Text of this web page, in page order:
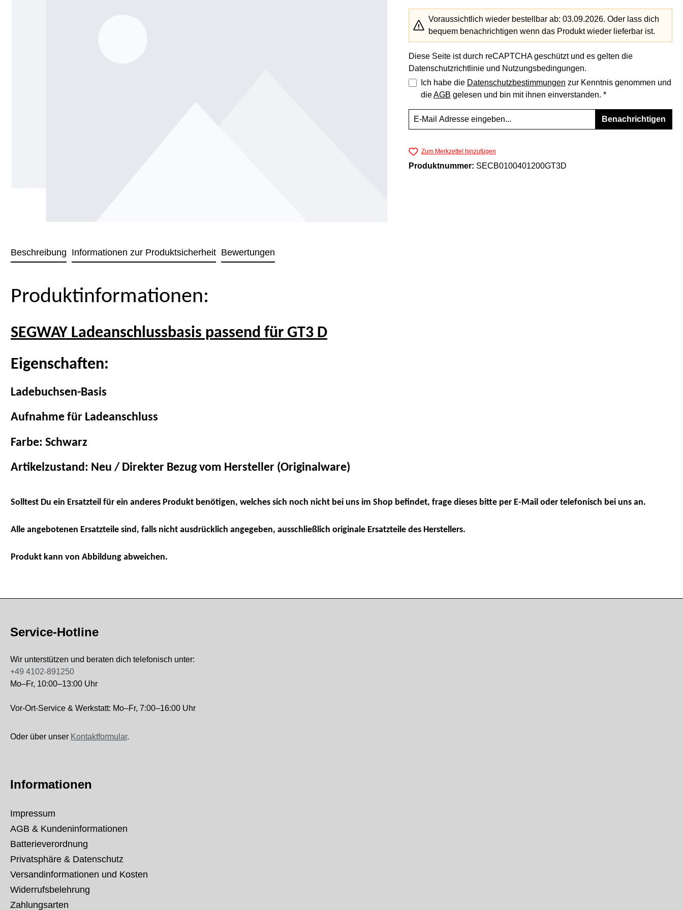
Voraussichtlich wieder bestellbar ab: 03.09.2026. Oder lass dich
bequem benachrichtigen wenn das Produkt wieder lieferbar ist.
Diese Seite ist durch reCAPTCHA geschützt und es gelten die
Datenschutzrichtlinieund Nutzungsbedingungen.
Ich habe die Datenschutzbestimmungen zur Kenntnis genommen und
dieAGB gelesen und bin mit ihnen einverstanden. *
Benachrichtigen
Zum Merkzettel hinzufügen
Produktnummer: SECB0100401200GT3D
Beschreibung Informationen zur Produktsicherheit Bewertungen
Produktinformationen:
SEGWAY Ladeanschlussbasis passend für GT3 D
Eigenschaften:
Ladebuchsen-Basis
Aufnahme für Ladeanschluss
Farbe: Schwarz
Artikelzustand: Neu / Direkter Bezug vom Hersteller (Originalware)
Solltest Du ein Ersatzteil für ein anderes Produkt benötigen, welches sich noch nicht bei uns im Shop befindet, frage dieses bitte per E-Mail oder telefonisch bei uns an.
Alle angebotenen Ersatzteile sind, falls nicht ausdrücklich angegeben, ausschließlich originale Ersatzteile des Herstellers.
Produkt kann von Abbildung abweichen.
Service-Hotline
Wir unterstützen und beraten dich telefonisch unter:
+49 4102-891250
Mo–Fr, 10:00–13:00 Uhr
Vor-Ort-Service & Werkstatt: Mo–Fr, 7:00–16:00 Uhr
Oder über unser Kontaktformular.
Informationen
Impressum
AGB & Kundeninformationen
Batterieverordnung
Privatsphäre & Datenschutz
Versandinformationen und Kosten
Widerrufsbelehrung
Zahlungsarten